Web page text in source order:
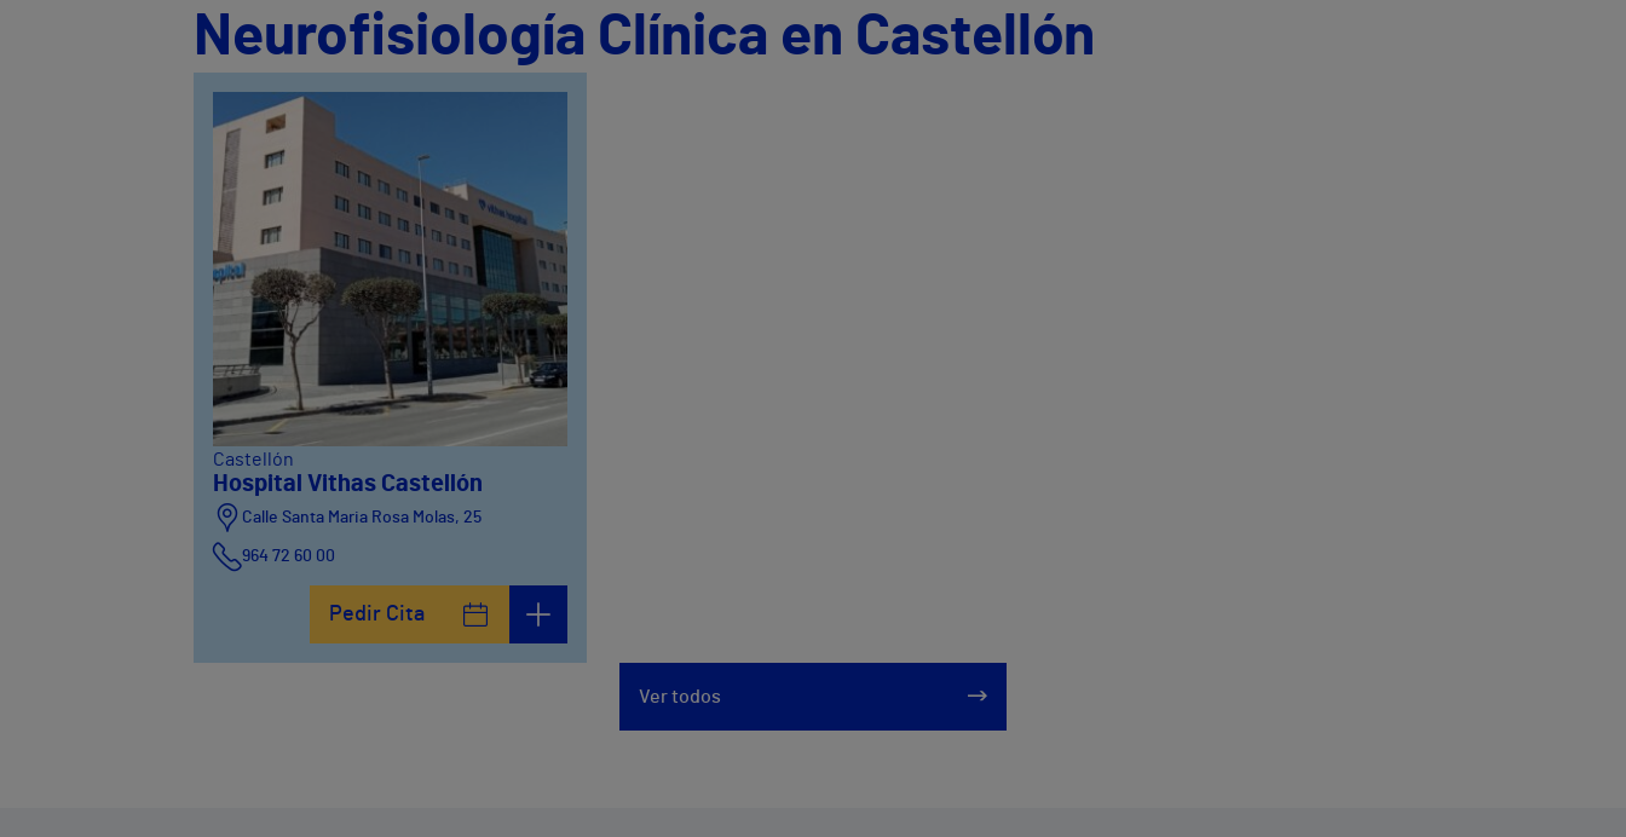
Neurofisiología Clínica en Castellón
Castellón
Hospital Vithas Castellón
Calle Santa Maria Rosa Molas, 25
964 72 60 00
Pedir Cita
Ver todos